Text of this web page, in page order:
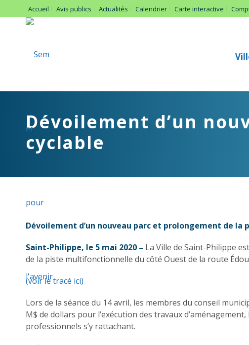
Accueil Avis publics Actualités Calendrier Carte interactive
Dévoilement d’un
cyclable
Dévoilement d’un nouveau parc et prolongement de la
Saint-Philippe, le 5 mai 2020 – La Ville de Saint-Philippe
de la piste multifonctionnelle du côté Ouest de la route
(voir le tracé ici)
Lors de la séance du 14 avril, les membres du conseil
M$ de dollars pour l’exécution des travaux
professionnels s’y rattachant.